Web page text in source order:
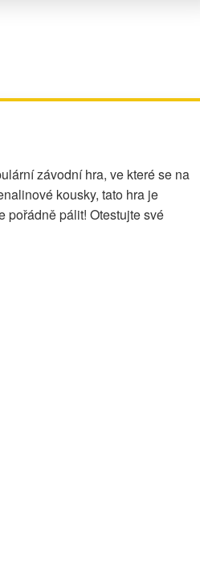
závodní hra, ve které se na
kousky, tato hra je
pořádně pálit! Otestujte své